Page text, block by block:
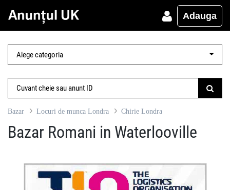
Adauga
Bazar Locuri de munca Londra Chirie Londra
Bazar Romani in Waterlooville